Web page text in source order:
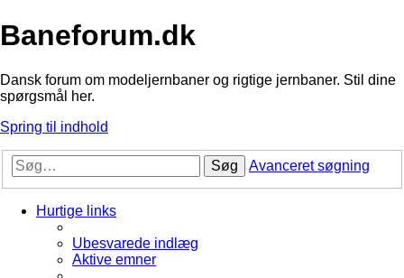
Baneforum.dk
Dansk forum om modeljernbaner og rigtige jernbaner. Stil dine
spørgsmål her.
Spring til indhold
Søg Avanceret søgning
Hurtige links
Ubesvarede indlæg
Aktive emner